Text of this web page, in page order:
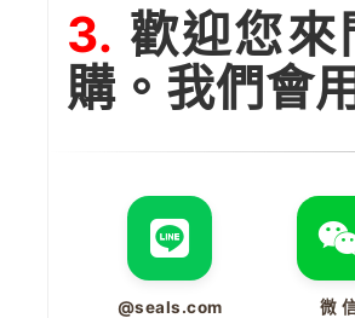
3. 歡迎您
購。我們會
@seals.com 微